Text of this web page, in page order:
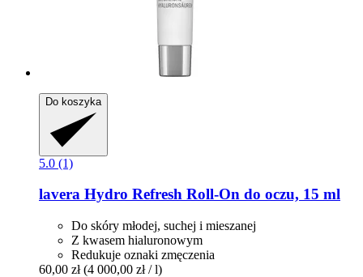
Do koszyka
5.0 (1)
lavera Hydro Refresh Roll-​On do oczu, 15 ml
Do skóry młodej, suchej i mieszanej
Z kwasem hialuronowym
Redukuje oznaki zmęczenia
60,00 zł (4 000,00 zł / l)